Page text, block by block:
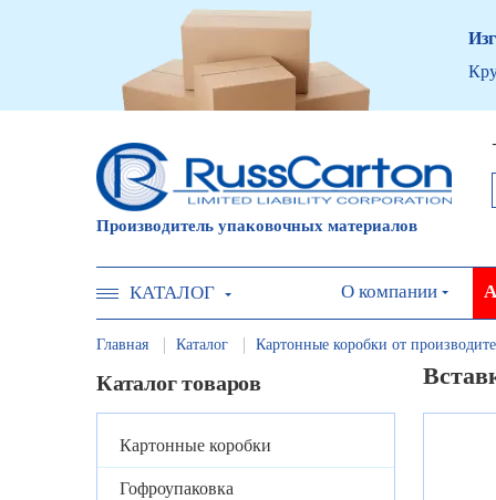
Производитель упаковочных материалов
КАТАЛОГ О компании
Главная Каталог Картонные коробки от
Каталог товаров
Картонные коробки
Гофроупаковка